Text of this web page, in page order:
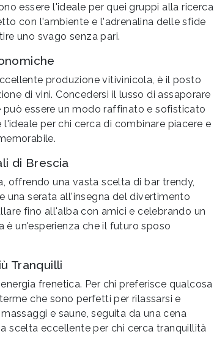
essere l'ideale per quei gruppi alla ricerca
con l'ambiente e l'adrenalina delle sfide
uno svago senza pari.
produzione vitivinicola, è il posto
di vini. Concedersi il lusso di assaporare
essere un modo raffinato e sofisticato
per chi cerca di combinare piacere e
di Brescia
offrendo una vasta scelta di bar trendy,
una serata all'insegna del divertimento
fino all'alba con amici e celebrando un
è un'esperienza che il futuro sposo
Tranquilli
frenetica. Per chi preferisce qualcosa
che sono perfetti per rilassarsi e
e saune, seguita da una cena
scelta eccellente per chi cerca tranquillità